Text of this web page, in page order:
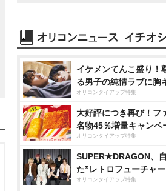
イケメンてんこ盛り！
る男子の純情ラブに胸
オリコンタイアップ特集
大好評につき再び！フ
名物45％増量キャンペ
オリコンタイアップ特集
SUPER★DRAGON、
た”レトロフューチャー
オリコンタイアップ特集